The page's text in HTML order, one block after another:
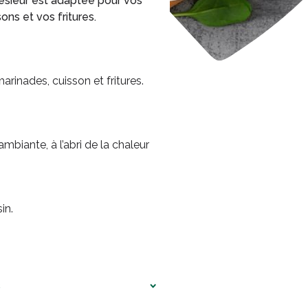
et vos fritures.
cuisson et fritures.
à l’abri de la chaleur